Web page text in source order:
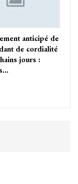
anticipé de
de cordialité
jours :